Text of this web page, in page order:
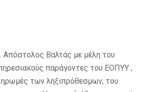
Απόστολος Βαλτάς με μέλη του
παράγοντες του ΕΟΠΥΥ ,
των ληξιπρόθεσμων, του